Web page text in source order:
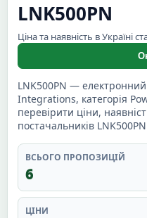
LNK500PN
Ціна та наявність в Україні
LNK500PN —
Integrations, категорія
перевірити ціни,
постачальників
ВСЬОГО ПРОПОЗИЦІЙ
6
ЦІНИ